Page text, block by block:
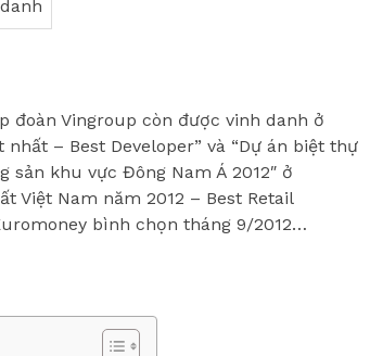
đoàn Vingroup còn được vinh danh ở
– Best Developer” và “Dự án biệt thự
sản khu vực Đông Nam Á 2012″ ở
Việt Nam năm 2012 – Best Retail
bình chọn tháng 9/2012…